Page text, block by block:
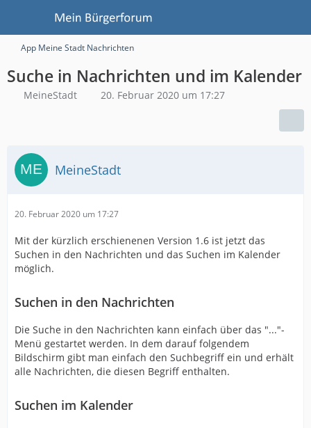
App Meine Stadt Nachrichten
Suche in Nachrichten und im Kalender
MeineStadt 20. Februar 2020 um 17:27
MeineStadt
20. Februar 2020 um 17:27
Mit der kürzlich erschienenen Version 1.6 ist jetzt das
Suchen in den Nachrichten und das Suchen im Kalender
möglich.
Suchen in den Nachrichten
Die Suche in den Nachrichten kann einfach über das "..."-
Menü gestartet werden. In dem darauf folgendem
Bildschirm gibt man einfach den Suchbegriff ein und erhält
alle Nachrichten, die diesen Begriff enthalten.
Suchen im Kalender